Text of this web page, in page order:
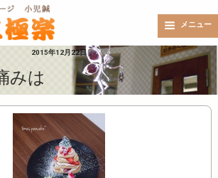
メニュー
2015年12月22日
みは